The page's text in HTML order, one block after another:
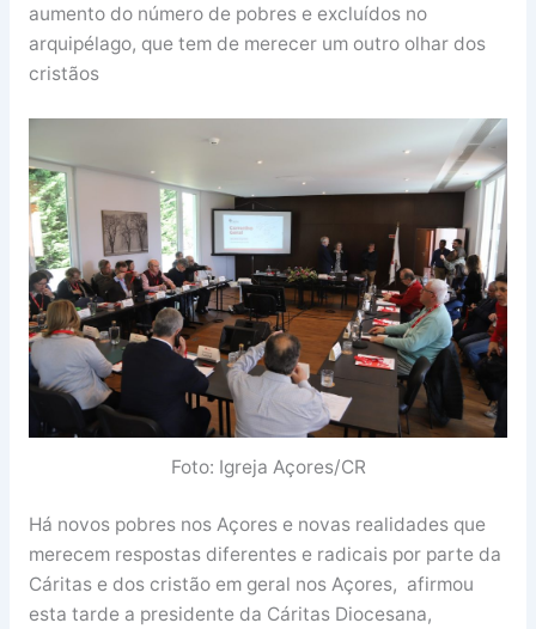
aumento do número de pobres e excluídos no
arquipélago, que tem de merecer um outro olhar dos
cristãos
Foto: Igreja Açores/CR
Há novos pobres nos Açores e novas realidades que
merecem respostas diferentes e radicais por parte da
Cáritas e dos cristão em geral nos Açores, afirmou
esta tarde a presidente da Cáritas Diocesana,